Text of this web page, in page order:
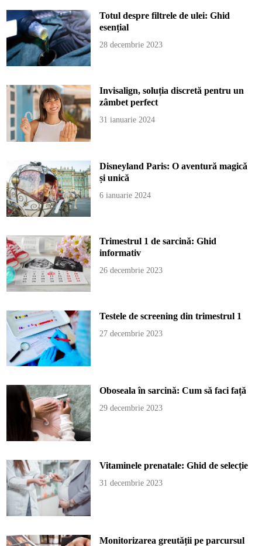
Totul despre filtrele de ulei: Ghid
esențial
28 decembrie 2023
Invisalign, soluția discretă pentru un
zâmbet perfect
31 ianuarie 2024
Disneyland Paris: O aventură magică
și unică
6 ianuarie 2024
Trimestrul 1 de sarcină: Ghid
informativ
26 decembrie 2023
Testele de screening din trimestrul 1
27 decembrie 2023
Oboseala în sarcină: Cum să faci față
29 decembrie 2023
Vitaminele prenatale: Ghid de selecție
31 decembrie 2023
Monitorizarea greutății pe parcursul